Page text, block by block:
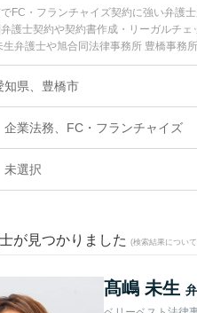
FC・フランチャイズ契約に強い弁護
護士契約や契約書作成・リーガルチ
生弁護士や旭合同法律事務所 豊橋事務
土日や夜間に発生したFC・フランチ
』『初回相談無料でFC・フランチャイ
知県、豊橋市
企業法務、FC・フランチャイズ
未選択
が見つかりました (検索結果につい
髙嶋 未生